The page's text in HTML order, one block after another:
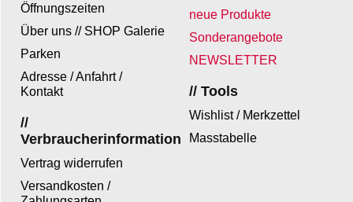
neue Produkte
Sonderangebote
NEWSLETTER
Öffnungszeiten
Über uns // SHOP Galerie
Parken
Adresse / Anfahrt /
Kontakt
// Tools
Wishlist / Merkzettel
Masstabelle
//
Verbraucherinformation
Vertrag widerrufen
Versandkosten /